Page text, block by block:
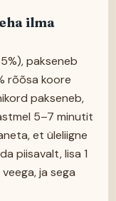
ilma
pakseneb
rõõsa koore
pakseneb,
5–7 minutit
et üleliigne
piisavalt, lisa 1
ja sega